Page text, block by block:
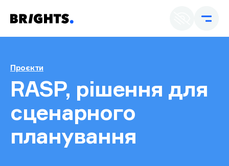
Ua
Проєкти
RASP, рішення для
сценарного
планування